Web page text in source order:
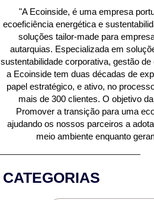
"A Ecoinside, é uma empresa
ecoeficiência energética e
soluções tailor-made para
autarquias. Especializada em
sustentabilidade corporativa, gestão
a Ecoinside tem duas décadas de
papel estratégico, e ativo, no
mais de 300 clientes. O objetivo
Promover a transição para uma
ajudando os nossos parceiros a
meio ambiente enquanto
CATEGORIAS